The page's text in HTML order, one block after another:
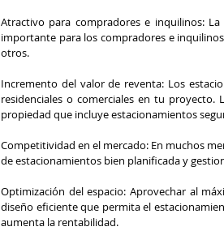
Atractivo para compradores e inquilinos:
importante para los compradores e
otros.
Incremento del valor de reventa: Los
residenciales o comerciales en tu
propiedad que incluye estacionamientos
Competitividad en el mercado: En muchos
de estacionamientos bien planificada y
Optimización del espacio: Aprovechar al
diseño eficiente que permita el
aumenta la rentabilidad.